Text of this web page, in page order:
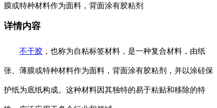
膜或特种材料作为面料，背面涂有胶粘剂
详情内容
不干胶 ，也称为自粘标签材料，是一种复合材料，由纸
张、薄膜或特种材料作为面料，背面涂有胶粘剂，并以涂硅保
护纸为底纸构成。这种材料因其独特的易于粘贴和移除的特